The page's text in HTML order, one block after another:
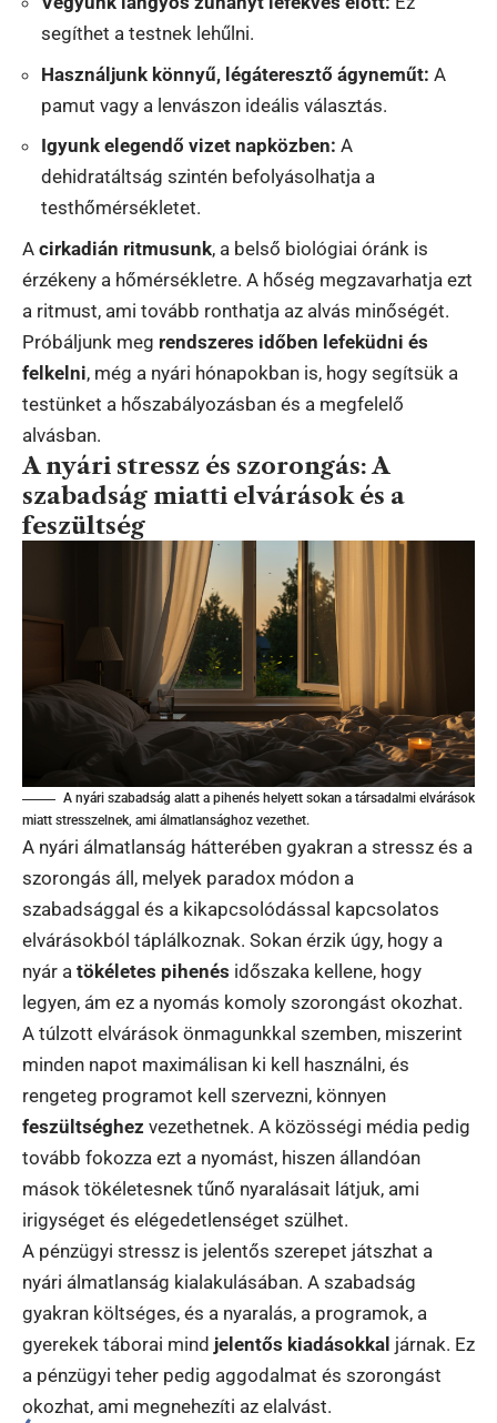
segíthet a testnek lehűlni.
Használjunk könnyű, légáteresztő ágyneműt: A
pamut vagy a lenvászon ideális választás.
Igyunk elegendő vizet napközben: A
dehidratáltság szintén befolyásolhatja a
testhőmérsékletet.
A cirkadián ritmusunk, a belső biológiai óránk is
érzékeny a hőmérsékletre. A hőség megzavarhatja ezt
a ritmust, ami tovább ronthatja az alvás minőségét.
Próbáljunk meg rendszeres időben lefeküdni és
felkelni, még a nyári hónapokban is, hogy segítsük a
testünket a hőszabályozásban és a megfelelő
alvásban.
A nyári stressz és szorongás: A
szabadság miatti elvárások és a
feszültség
A nyári szabadság alatt a pihenés helyett sokan a társadalmi elvárások
miatt stresszelnek, ami álmatlansághoz vezethet.
A nyári álmatlanság hátterében gyakran a stressz és a
szorongás áll, melyek paradox módon a
szabadsággal és a kikapcsolódással kapcsolatos
elvárásokból táplálkoznak. Sokan érzik úgy, hogy a
nyár a tökéletes pihenés időszaka kellene, hogy
legyen, ám ez a nyomás komoly szorongást okozhat.
A túlzott elvárások önmagunkkal szemben, miszerint
minden napot maximálisan ki kell használni, és
rengeteg programot kell szervezni, könnyen
feszültséghez vezethetnek. A közösségi média pedig
tovább fokozza ezt a nyomást, hiszen állandóan
mások tökéletesnek tűnő nyaralásait látjuk, ami
irigységet és elégedetlenséget szülhet.
A pénzügyi stressz is jelentős szerepet játszhat a
nyári álmatlanság kialakulásában. A szabadság
gyakran költséges, és a nyaralás, a programok, a
gyerekek táborai mind jelentős kiadásokkal járnak. Ez
a pénzügyi teher pedig aggodalmat és szorongást
okozhat, ami megnehezíti az elalvást.